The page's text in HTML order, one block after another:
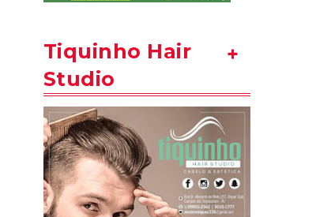
Tiquinho Hair
Studio